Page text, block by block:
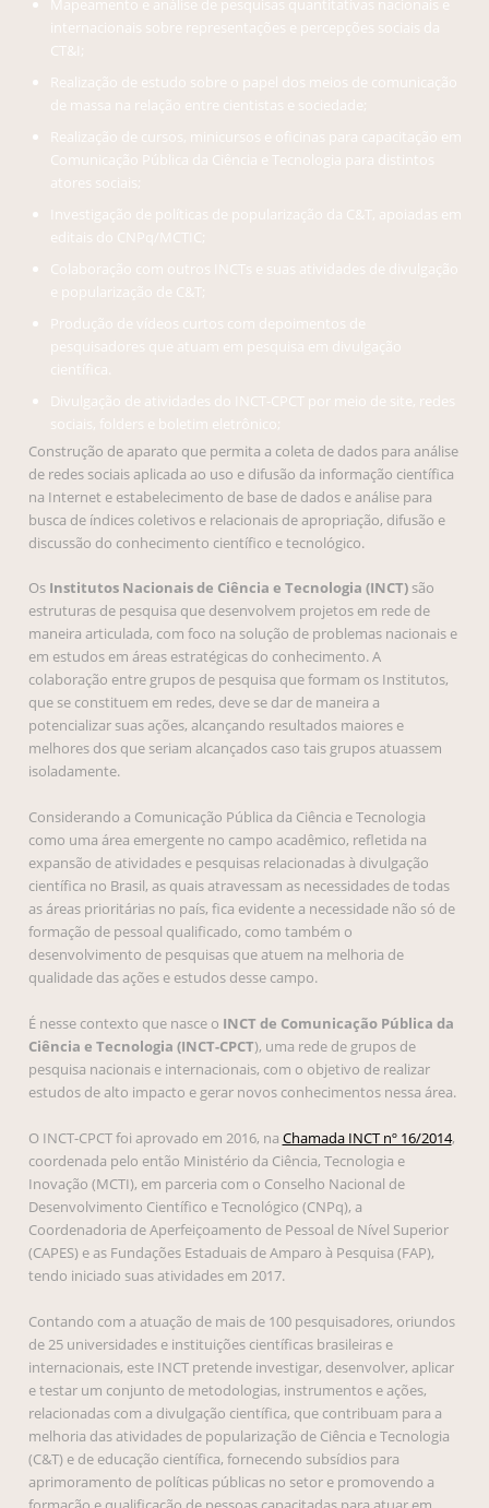
Mapeamento e análise de pesquisas quantitativas nacionais e
internacionais sobre representações e percepções sociais da
CT&I;
Realização de estudo sobre o papel dos meios de comunicação
de massa na relação entre cientistas e sociedade;
Realização de cursos, minicursos e oficinas para capacitação em
Comunicação Pública da Ciência e Tecnologia para distintos
atores sociais;
Investigação de políticas de popularização da C&T, apoiadas em
editais do CNPq/MCTIC;
Colaboração com outros INCTs e suas atividades de divulgação
e popularização de C&T;
Produção de vídeos curtos com depoimentos de
pesquisadores que atuam em pesquisa em divulgação
científica.
Divulgação de atividades do INCT-CPCT por meio de site, redes
sociais, folders e boletim eletrônico;
Construção de aparato que permita a coleta de dados para análise
de redes sociais aplicada ao uso e difusão da informação científica
na Internet e estabelecimento de base de dados e análise para
busca de índices coletivos e relacionais de apropriação, difusão e
discussão do conhecimento científico e tecnológico.
Os Institutos Nacionais de Ciência e Tecnologia (INCT)são
estruturas de pesquisa que desenvolvem projetos em rede de
maneira articulada, com foco na solução de problemas nacionais e
em estudos em áreas estratégicas do conhecimento. A
colaboração entre grupos de pesquisa que formam os Institutos,
que se constituem em redes, deve se dar de maneira a
potencializar suas ações, alcançando resultados maiores e
melhores dos que seriam alcançados caso tais grupos atuassem
isoladamente.
Considerando a Comunicação Pública da Ciência e Tecnologia
como uma área emergente no campo acadêmico, refletida na
expansão de atividades e pesquisas relacionadas à divulgação
científica no Brasil, as quais atravessam as necessidades de todas
as áreas prioritárias no país, fica evidente a necessidade não só de
formação de pessoal qualificado, como também o
desenvolvimento de pesquisas que atuem na melhoria de
qualidade das ações e estudos desse campo.
É nesse contexto que nasce o INCT de Comunicação Pública da
Ciência e Tecnologia (INCT-CPCT), uma rede de grupos de
pesquisa nacionais e internacionais, com o objetivo de realizar
estudos de alto impacto e gerar novos conhecimentos nessa área.
O INCT-CPCT foi aprovado em 2016, na Chamada INCT nº 16/2014,
coordenada pelo então Ministério da Ciência, Tecnologia e
Inovação (MCTI), em parceria com o Conselho Nacional de
Desenvolvimento Científico e Tecnológico (CNPq), a
Coordenadoria de Aperfeiçoamento de Pessoal de Nível Superior
(CAPES) e as Fundações Estaduais de Amparo à Pesquisa (FAP),
tendo iniciado suas atividades em 2017.
Contando com a atuação de mais de 100 pesquisadores, oriundos
de 25 universidades e instituições científicas brasileiras e
internacionais, este INCT pretende investigar, desenvolver, aplicar
e testar um conjunto de metodologias, instrumentos e ações,
relacionadas com a divulgação científica, que contribuam para a
melhoria das atividades de popularização de Ciência e Tecnologia
(C&T) e de educação científica, fornecendo subsídios para
aprimoramento de políticas públicas no setor e promovendo a